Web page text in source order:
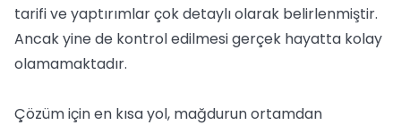
tarifi ve yaptırımlar çok detaylı olarak belirlenmiştir.
Ancak yine de kontrol edilmesi gerçek hayatta kolay
olamamaktadır.
Çözüm için en kısa yol, mağdurun ortamdan